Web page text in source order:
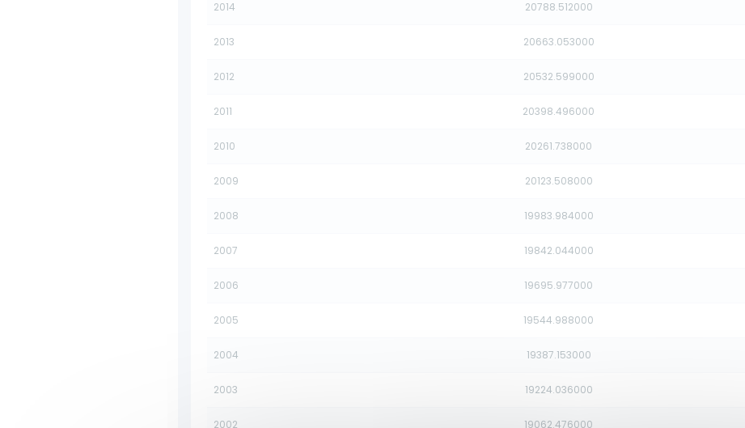
2014 20788.512000
2013 20663.053000
2012 20532.599000
2011 20398.496000
2010 20261.738000
2009 20123.508000
2008 19983.984000
2007 19842.044000
2006 19695.977000
2005 19544.988000
2004 19387.153000
2003 19224.036000
2002 19062.476000